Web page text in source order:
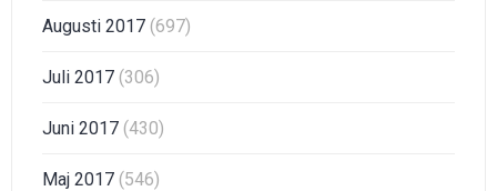
Augusti 2017 (697)
Juli 2017 (306)
Juni 2017 (430)
Maj 2017 (546)